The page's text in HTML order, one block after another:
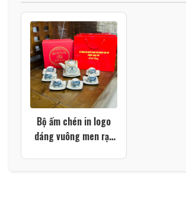
Bộ ấm chén in logo
dáng vuông men rạn